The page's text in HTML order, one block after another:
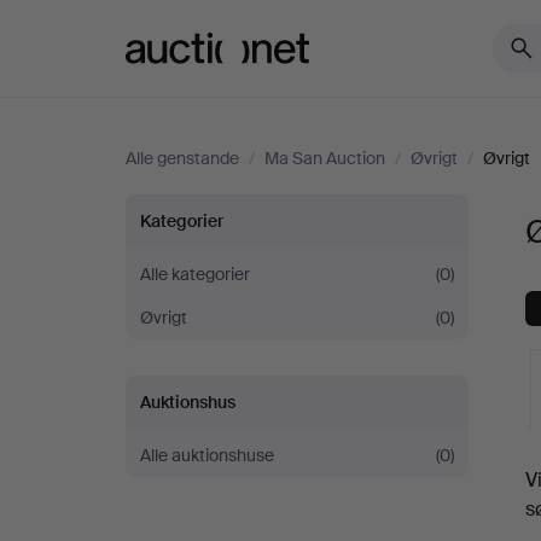
Alle genstande / Ma San Auction / Øvrigt / Øvrigt
Øvrigt
hos
Ma
San
Auction
Kategorier
Alle kategorier
(0)
Øvrigt
(0)
Auktionshus
Alle auktionshuse (0)